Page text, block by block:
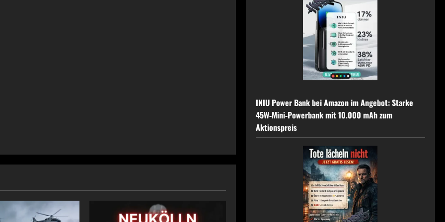
INIU Power Bank bei Amazon im Angebot: Starke
45W‑Mini‑Powerbank mit 10.000 mAh zum
Aktionspreis